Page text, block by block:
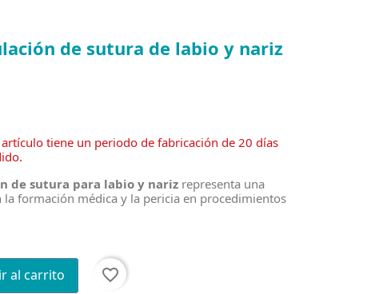
de sutura de labio y nariz
tiene un periodo de fabricación de 20 días
de sutura para labio y nariz representa una
la formación médica y la pericia en procedimientos
al carrito
favorite_border